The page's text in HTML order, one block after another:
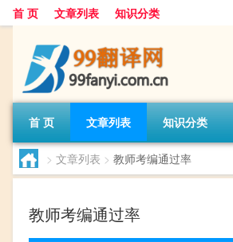
首 页 文章列表 知识分类
首 页 文章列表 知识分类
> 文章列表 > 教师考编通过率
教师考编通过率